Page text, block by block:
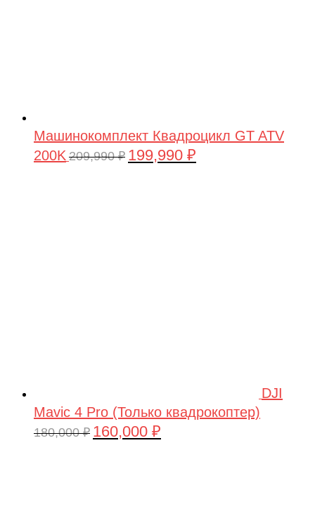
Машинокомплект Квадроцикл GT ATV
200K 209,990₽ Первоначальная
199,990 ₽
DJI
Mavic 4 Pro (Только квадрокоптер)
180,000₽ Первоначальная
160,000 ₽